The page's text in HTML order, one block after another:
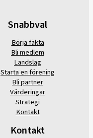
Snabbval
Börja fäkta
Bli medlem
Landslag
Starta en förening
Bli partner
Värderingar
Strategi
Kontakt
Kontakt